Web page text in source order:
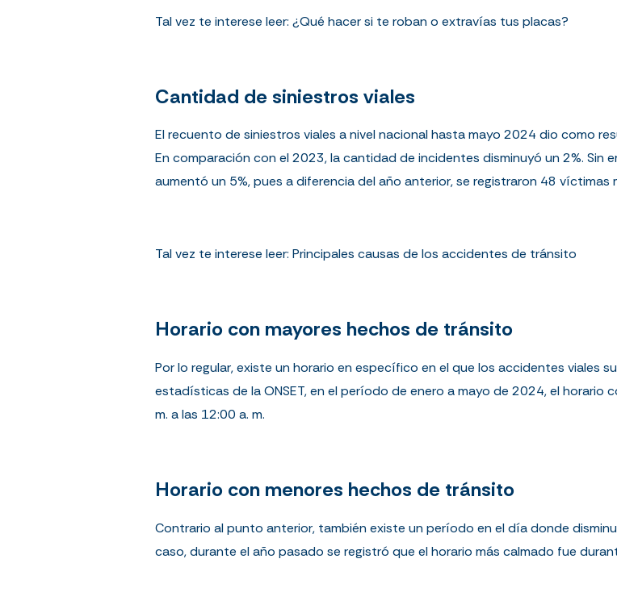
Tal vez te interese leer: ¿Qué hacer si te roban o extravías tus placas?
Cantidad de siniestros viales
El recuento de siniestros viales a nivel nacional hasta mayo 2024 dio como
En comparación con el 2023, la cantidad de incidentes disminuyó un 2%. Sin
aumentó un 5%, pues a diferencia del año anterior, se registraron 48 víctimas
Tal vez te interese leer: Principales causas de los accidentes de tránsito
Horario con mayores hechos de tránsito
Por lo regular, existe un horario en específico en el que los accidentes viales
estadísticas de laONSET,en el período de enero a mayo de 2024, el horario
m. a las 12:00 a. m.
Horario con menores hechos de tránsito
Contrario al punto anterior, también existe un período en el día donde
caso, durante el año pasado se registró que el horario más calmado fue